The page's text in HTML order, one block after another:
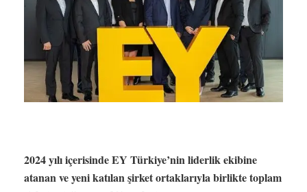
2024 yılı içerisinde EY Türkiye’nin liderlik ekibine
atanan ve yeni katılan şirket ortaklarıyla birlikte toplam